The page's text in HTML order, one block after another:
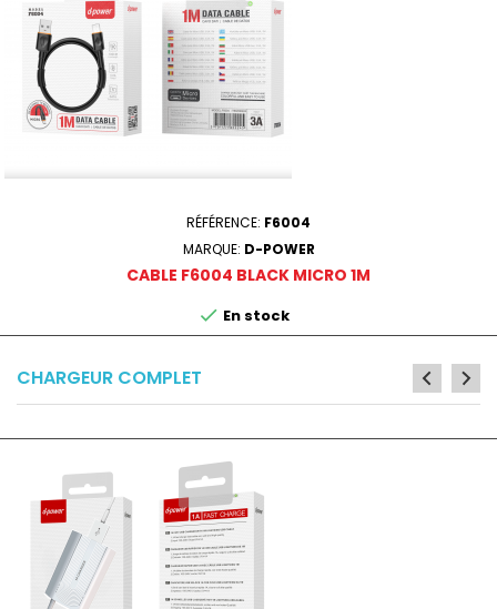
RÉFÉRENCE: F6004
MARQUE: D-POWER
CABLE F6004 BLACK MICRO 1M
 En stock
CHARGEUR COMPLET